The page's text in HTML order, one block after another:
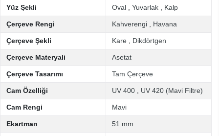
Yüz Şekli Oval Yuvarlak Kalp
Çerçeve Rengi Kahverengi Havana
Çerçeve Şekli Kare Dikdörtgen
Çerçeve Materyali Asetat
Çerçeve Tasarımı Tam Çerçeve
Cam Özelliği UV 400 UV 420 (Mavi Filtre)
Cam Rengi Mavi
Ekartman 51 mm